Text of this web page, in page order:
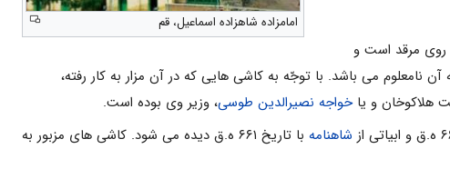
امامزاده شاهزاده اسماعیل، قم
روى مرقد است و
مى ‏باشد. با توجّه به کاشى‏ هایى که در آن مزار به کار رفته،
هلاکوخان و یاخواجه نصیرالدین طوسى، وزیر وى بوده است.
شاهنامه
با تاریخ ۶۶۱ ه.ق دیده می ‏شود. کاشی های مزبور به